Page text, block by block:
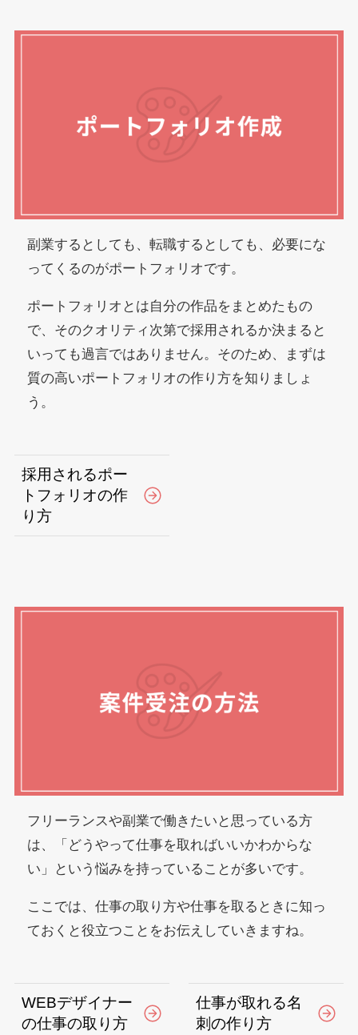
副業するとしても、転職するとしても、必要にな
ってくるのがポートフォリオです。
ポートフォリオとは自分の作品をまとめたもの
で、そのクオリティ次第で採用されるか決まると
いっても過言ではありません。そのため、まずは
質の高いポートフォリオの作り方を知りましょ
う。
採用されるポー
トフォリオの作
り方
フリーランスや副業で働きたいと思っている方
は、「どうやって仕事を取ればいいかわからな
い」という悩みを持っていることが多いです。
ここでは、仕事の取り方や仕事を取るときに知っ
ておくと役立つことをお伝えしていきますね。
WEBデザイナー
の仕事の取り方
仕事が取れる名
刺の作り方